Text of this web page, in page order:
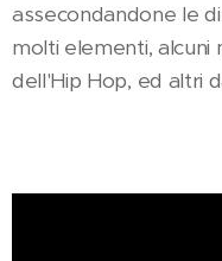
assecondandone le
molti elementi, alcuni
dell'Hip Hop, ed altri